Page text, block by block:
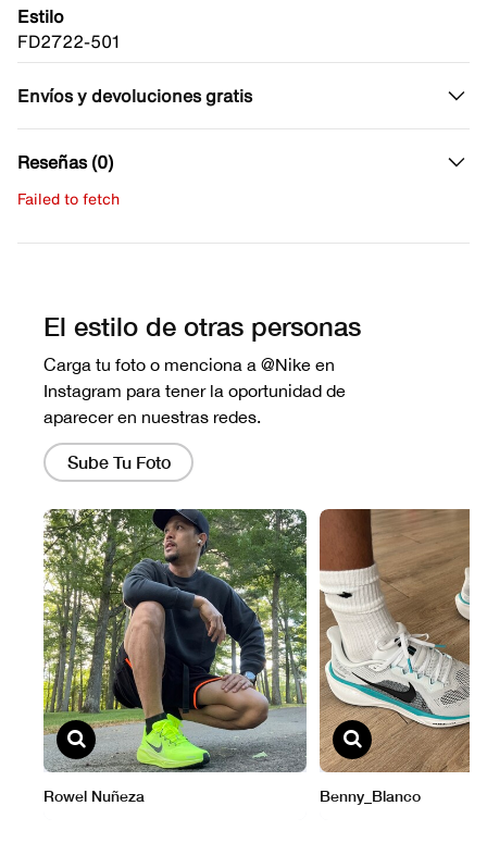
Estilo
FD2722-501
Envíos y devoluciones gratis
Reseñas (0)
Failed to fetch